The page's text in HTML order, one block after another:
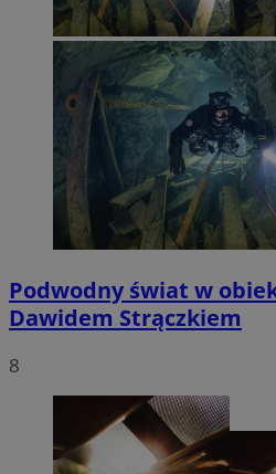
Podwodny świat w
Dawidem Strączkiem
8